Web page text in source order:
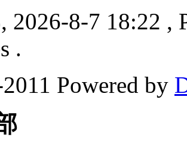
2026-8-7 18:22 ,
.
Powered by